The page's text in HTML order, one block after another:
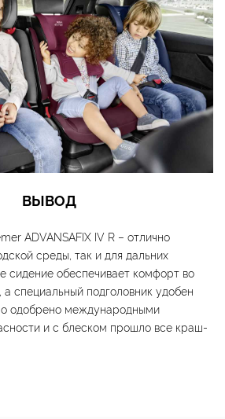
ВЫВОД
ADVANSAFIX IV R – отлично
среды, так и для дальних
сидение обеспечивает комфорт во
специальный подголовник удобен
одобрено международными
и с блеском прошло все краш-